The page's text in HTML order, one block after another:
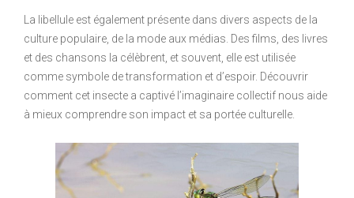
La libellule est également présente dans divers aspects de la
culture populaire, de la mode aux médias. Des films, des livres
et des chansons la célèbrent, et souvent, elle est utilisée
comme symbole de transformation et d’espoir. Découvrir
comment cet insecte a captivé l’imaginaire collectif nous aide
à mieux comprendre son impact et sa portée culturelle.